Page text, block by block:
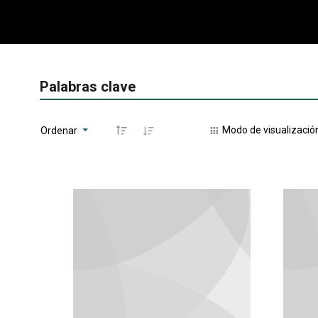
Palabras clave
Ordenar Modo de